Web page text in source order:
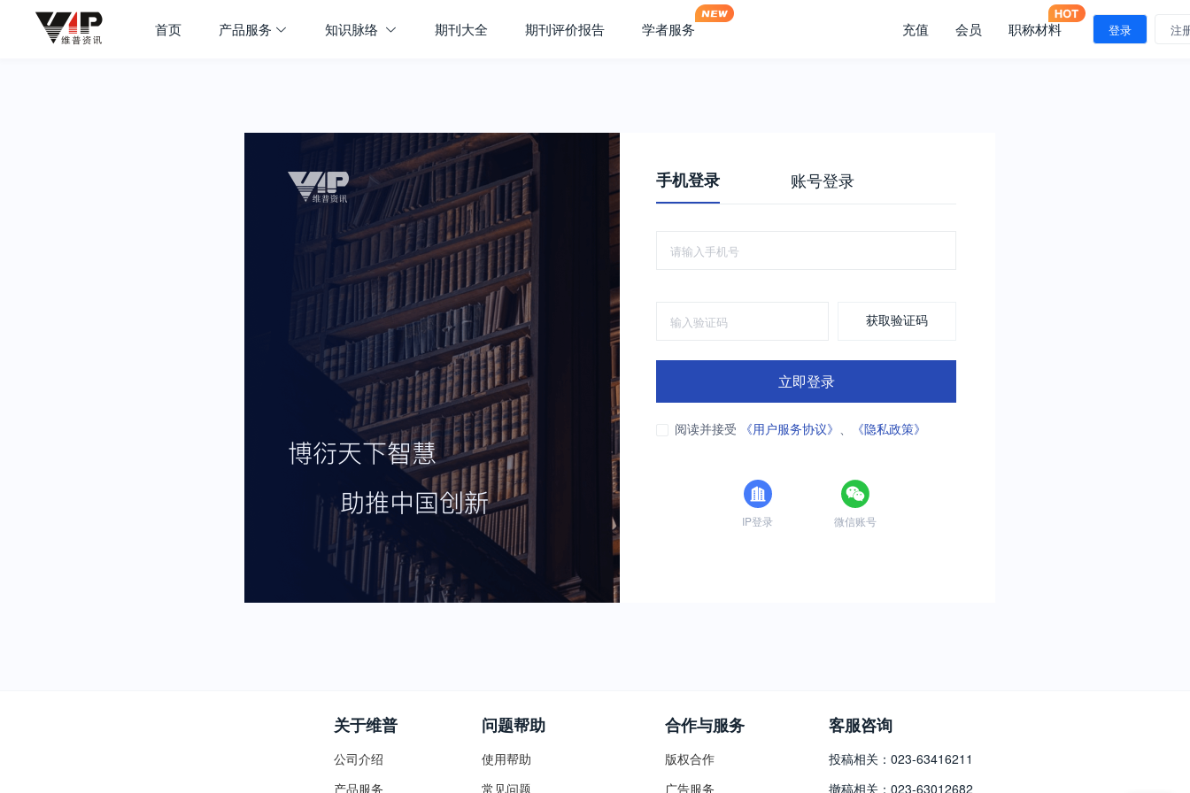
首页 产品服务 知识脉络 期刊大全 期刊评价报告 学者服务 充值 会员 职称材料 登录 注
手机登录 账号登录
获取验证码
立即登录
阅读并接受 《用户服务协议》 、 《隐私政策》
IP登录 微信账号
关于维普
公司介绍
产品服务
问题帮助
使用帮助
常见问题
合作与服务
版权合作
广告服务
客服咨询
投稿相关：023-63416211
撤稿相关：023-63012682